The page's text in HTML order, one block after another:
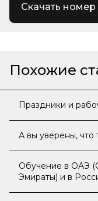
Скачать номер
Похожие
Праздники и
А вы уверены, что
Обучение в ОАЭ
Эмираты) и в